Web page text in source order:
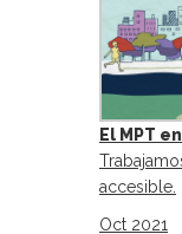
El MPT
accesible.
Oct 2021